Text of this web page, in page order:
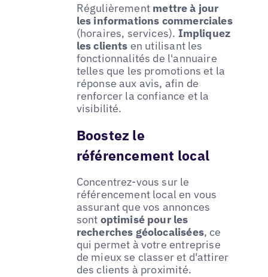
Régulièrement mettre à jour
les informations commerciales
(horaires, services). Impliquez
les clients en utilisant les
fonctionnalités de l'annuaire
telles que les promotions et la
réponse aux avis, afin de
renforcer la confiance et la
visibilité.
Boostez le
référencement local
Concentrez-vous sur le
référencement local en vous
assurant que vos annonces
sont optimisé pour les
recherches géolocalisées, ce
qui permet à votre entreprise
de mieux se classer et d'attirer
des clients à proximité.